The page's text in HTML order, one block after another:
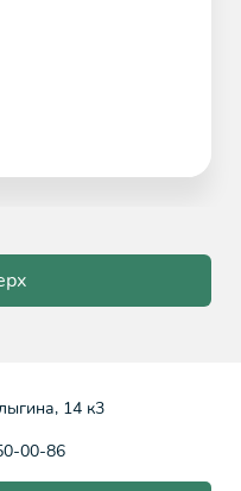
14 к3
00-86